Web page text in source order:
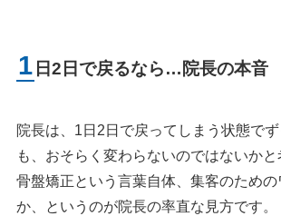
1 日2日で戻るなら…院長の本音
院長は、1日2日で戻ってしまう状態で
も、おそらく変わらないのではないかと
骨盤矯正という言葉自体、集客のため
か、というのが院長の率直な見方です。